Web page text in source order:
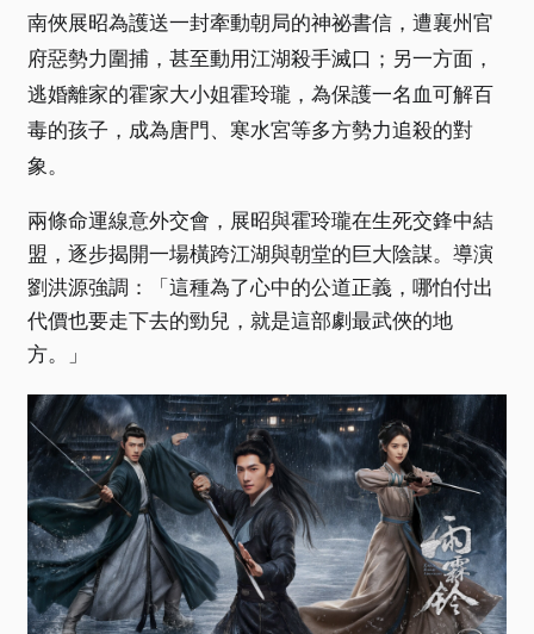
南俠展昭為護送一封牽動朝局的神祕書信，遭襄州官
府惡勢力圍捕，甚至動用江湖殺手滅口；另一方面，
逃婚離家的霍家大小姐霍玲瓏，為保護一名血可解百
毒的孩子，成為唐門、寒水宮等多方勢力追殺的對
象。
兩條命運線意外交會，展昭與霍玲瓏在生死交鋒中結
盟，逐步揭開一場橫跨江湖與朝堂的巨大陰謀。導演
劉洪源強調：「這種為了心中的公道正義，哪怕付出
代價也要走下去的勁兒，就是這部劇最武俠的地
方。」